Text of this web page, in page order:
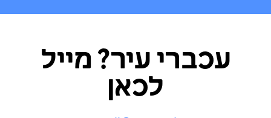
עכברי עיר? מייל
לכאן